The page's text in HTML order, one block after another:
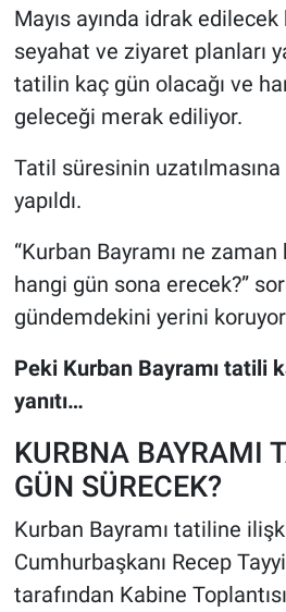
Mayıs ayında idrak
seyahat ve ziyaret planları
tatilin kaç gün olacağı ve
geleceği merak ediliyor.
Tatil süresinin
yapıldı.
“Kurban Bayramı ne
hangi gün sona erecek?”
gündemdekini yerini
Peki Kurban Bayramı tatili
yanıtı…
KURBNA BAYRAMI
GÜN SÜRECEK?
Kurban Bayramı tatiline
Cumhurbaşkanı Recep
tarafından Kabine